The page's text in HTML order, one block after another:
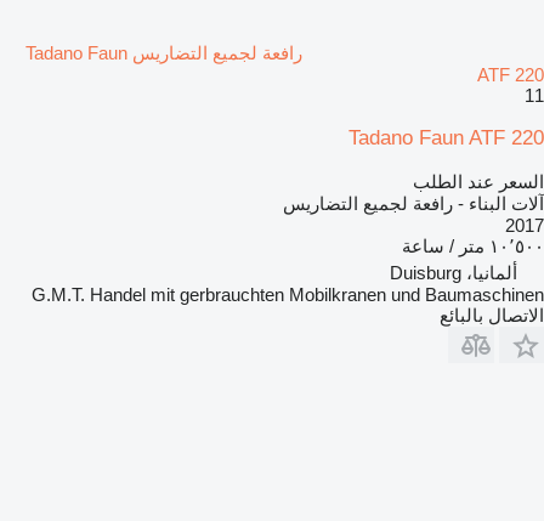
رافعة لجميع التضاريس Tadano Faun
ATF 220
11
Tadano Faun ATF 220
السعر عند الطلب
آلات البناء - رافعة لجميع التضاريس
2017
١٠٬٥٠٠ متر / ساعة
ألمانيا، Duisburg
G.M.T. Handel mit gerbrauchten Mobilkranen und Baumaschinen
الاتصال بالبائع